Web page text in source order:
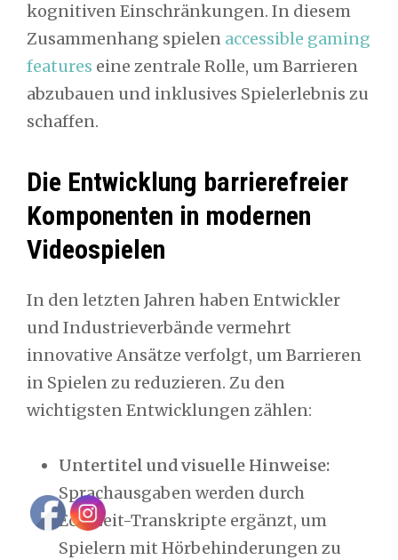
kognitiven Einschränkungen. In diesem
Zusammenhang spielen accessible gaming
features eine zentrale Rolle, um Barrieren
abzubauen und inklusives Spielerlebnis zu
schaffen.
Die Entwicklung barrierefreier
Komponenten in modernen
Videospielen
In den letzten Jahren haben Entwickler
und Industrieverbände vermehrt
innovative Ansätze verfolgt, um Barrieren
in Spielen zu reduzieren. Zu den
wichtigsten Entwicklungen zählen:
Untertitel und visuelle Hinweise:
Sprachausgaben werden durch
Echtzeit-Transkripte ergänzt, um
Spielern mit Hörbehinderungen zu